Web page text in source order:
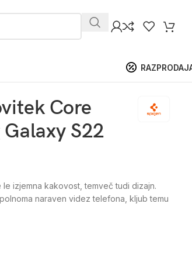
Core
S22
izjemna kakovost, temveč tudi dizajn.
naraven videz telefona, kljub temu